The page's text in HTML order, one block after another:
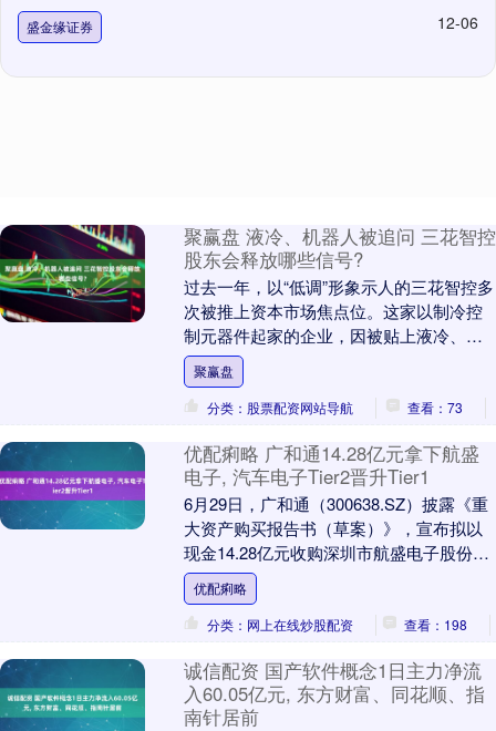
盛金缘证券 12-06
聚赢盘 液冷、机器人被追问 三花智控
股东会释放哪些信号?
过去一年，以“低调”形象示人的三花智控多
次被推上资本市场焦点位。这家以制冷控
制元器件起家的企业，因被贴上液冷、机
器人等热门标签，在资本市场持续升温。
截至2026....
聚赢盘
分类：股票配资网站导航
查看：73
优配痢略 广和通14.28亿元拿下航盛
电子, 汽车电子Tier2晋升Tier1
6月29日，广和通（300638.SZ）披露《重
大资产购买报告书（草案）》，宣布拟以
现金14.28亿元收购深圳市航盛电子股份有
限公司（下称“航盛电子”）37.1....
优配痢略
分类：网上在线炒股配资
查看：198
诚信配资 国产软件概念1日主力净流
入60.05亿元, 东方财富、同花顺、指
南针居前